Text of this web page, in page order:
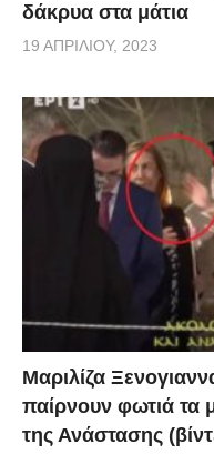
δάκρυα στα μάτια
19 ΑΠΡΙΛΊΟΥ, 2023
Μαριλίζα
παίρνουν φωτιά τα
της Ανάστασης